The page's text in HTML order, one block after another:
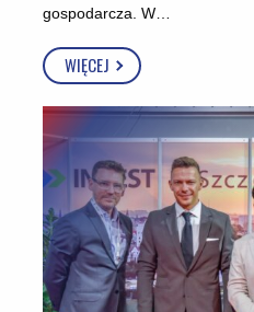
gospodarcza. W…
WIĘCEJ